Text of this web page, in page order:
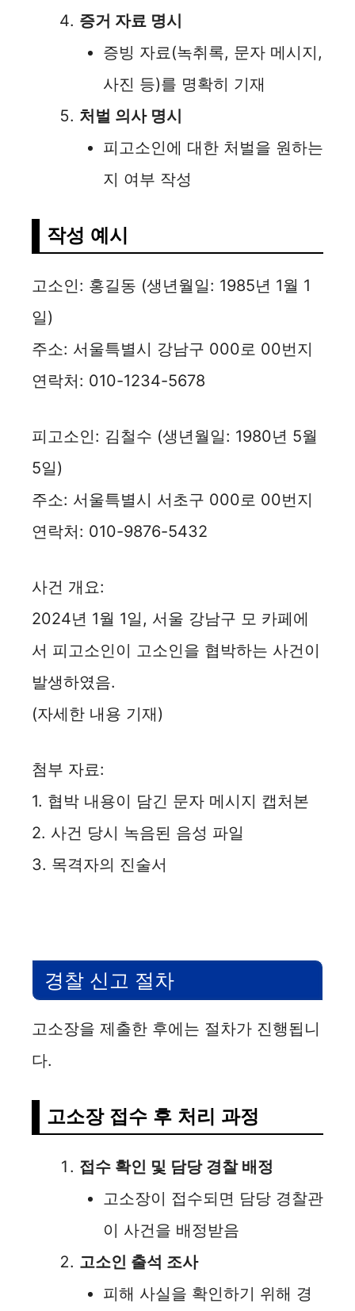
증거 자료 명시
증빙 자료(녹취록, 문자 메시지,
사진 등)를 명확히 기재
처벌 의사 명시
피고소인에 대한 처벌을 원하는
지 여부 작성
작성 예시
고소인: 홍길동 (생년월일: 1985년 1월 1
일)
주소: 서울특별시 강남구 000로 00번지
연락처: 010-1234-5678
피고소인: 김철수 (생년월일: 1980년 5월
5일)
주소: 서울특별시 서초구 000로 00번지
연락처: 010-9876-5432
사건 개요:
2024년 1월 1일, 서울 강남구 모 카페에
서 피고소인이 고소인을 협박하는 사건이
발생하였음.
(자세한 내용 기재)
첨부 자료:
1. 협박 내용이 담긴 문자 메시지 캡처본
2. 사건 당시 녹음된 음성 파일
3. 목격자의 진술서
경찰 신고 절차
고소장을 제출한 후에는 절차가 진행됩니
다.
고소장 접수 후 처리 과정
접수 확인 및 담당 경찰 배정
고소장이 접수되면 담당 경찰관
이 사건을 배정받음
고소인 출석 조사
피해 사실을 확인하기 위해 경